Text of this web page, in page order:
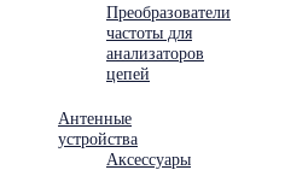
Преобразователи
частоты для
анализаторов
цепей
Антенные
устройства
Аксессуары